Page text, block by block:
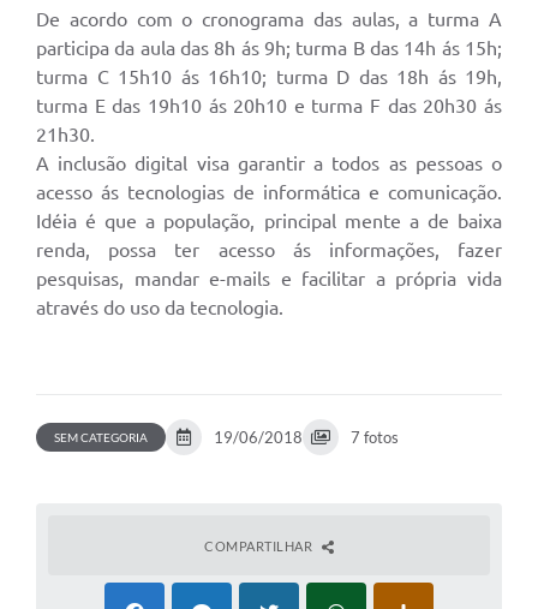
De acordo com o cronograma das aulas, a turma A
participa da aula das 8h ás 9h; turma B das 14h ás 15h;
turma C 15h10 ás 16h10; turma D das 18h ás 19h,
turma E das 19h10 ás 20h10 e turma F das 20h30 ás
21h30.
A inclusão digital visa garantir a todos as pessoas o
acesso ás tecnologias de informática e comunicação.
Idéia é que a população, principal mente a de baixa
renda, possa ter acesso ás informações, fazer
pesquisas, mandar e-mails e facilitar a própria vida
através do uso da tecnologia.
SEM CATEGORIA 19/06/2018 7 fotos
COMPARTILHAR